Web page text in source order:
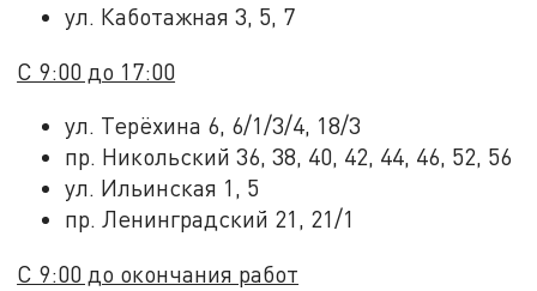
ул. Каботажная 3, 5, 7
С 9:00 до 17:00
ул. Терёхина 6, 6/1/3/4, 18/3
пр. Никольский 36, 38, 40, 42, 44, 46, 52, 56
ул. Ильинская 1, 5
пр. Ленинградский 21, 21/1
С 9:00 до окончания работ